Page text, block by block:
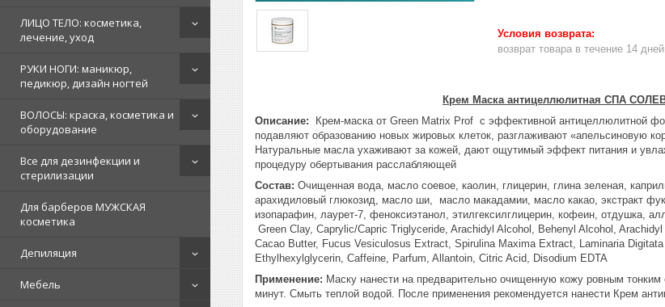
ЛИЦО ТЕЛО: косметика,
лечение, уход
РУКИ НОГИ: маникюр,
педикюр, дизайн ногтей
ВОЛОСЫ: краска, косметика и
оборудование
Все для дезинфекции и
стерилизации
Для барберов МУЖСКАЯ
косметика
Депиляция
Мебель
возврат товара в течение 14 дней
Крем Маска антицеллюлитная СПА
Описание:
Крем-маска от Green Matrix Prof с эффективной антицеллюлитной
подавляют образованию новых жировых клеток, разглаживают «апельсиновую
Натуральные масла ухаживают за кожей, дают ощутимый эффект питания и
процедуру обертывания расслабляющей
Состав: Очищенная вода, масло соевое, каолин, глицерин, глина зеленая,
арахидиловый глюкозид, масло ши, масло макадамии, масло какао, экстракт
изопарафин, лаурет-7, феноксиэтанол, этилгексилглицерин, кофеин, отдушка,
Green Clay, Caprylic/Capric Triglyceride, Arachidyl Alcohol, Behenyl Alcohol,
Cacao Butter, Fuсus Vesiculosus Extract, Spirulina Maxima Extract, Laminaria
Ethylhexylglycerin, Caffeine, Parfum, Allantoin, Citric Acid, Disodium EDTA
Применение: Маску нанести на предварительно очищенную кожу ровным
минут. Смыть теплой водой. После применения рекомендуется нанести Крем